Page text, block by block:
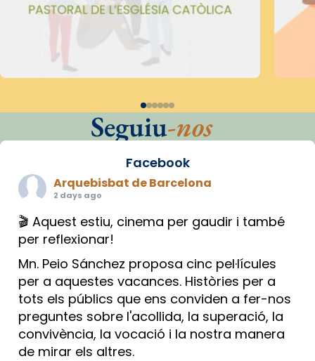
Seguiu-nos
Facebook
Arquebisbat de Barcelona
2 days ago
🎬 Aquest estiu, cinema per gaudir i també
per reflexionar!
Mn. Peio Sánchez proposa cinc pel·lícules
per a aquestes vacances. Històries per a
tots els públics que ens conviden a fer-nos
preguntes sobre l'acollida, la superació, la
convivència, la vocació i la nostra manera
de mirar els altres.